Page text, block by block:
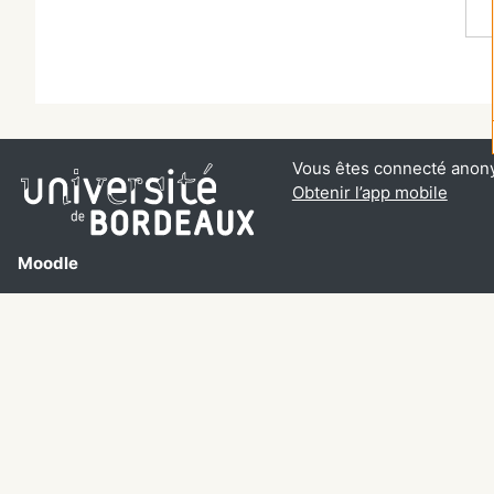
Moodle
Vous êtes connecté
Obtenir l’app mobile